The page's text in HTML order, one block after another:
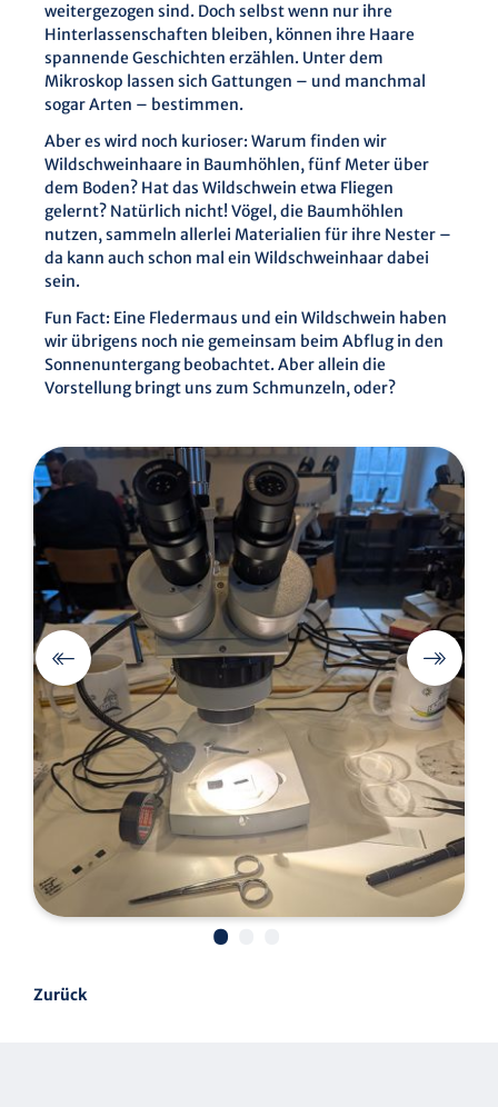
weitergezogen sind. Doch selbst wenn nur ihre
Hinterlassenschaften bleiben, können ihre Haare
spannende Geschichten erzählen. Unter dem
Mikroskop lassen sich Gattungen – und manchmal
sogar Arten – bestimmen.
Aber es wird noch kurioser: Warum finden wir
Wildschweinhaare in Baumhöhlen, fünf Meter über
dem Boden? Hat das Wildschwein etwa Fliegen
gelernt? Natürlich nicht! Vögel, die Baumhöhlen
nutzen, sammeln allerlei Materialien für ihre Nester –
da kann auch schon mal ein Wildschweinhaar dabei
sein.
Fun Fact: Eine Fledermaus und ein Wildschwein haben
wir übrigens noch nie gemeinsam beim Abflug in den
Sonnenuntergang beobachtet. Aber allein die
Vorstellung bringt uns zum Schmunzeln, oder?
•••
Zurück